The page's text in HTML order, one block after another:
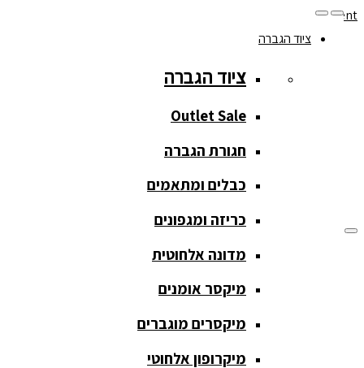
Skip to content
077-208-0290
מעקב הזמנות
ציוד הגברה
Outlet Sale
ציוד הגברה
ציוד הגברה
Outlet Sale
חגורת הגברה
כבלים ומתאמים
כריזה ומגפונים
מדונה אלחוטית
מיקסר אומנים
מיקסרים מוגברים
מיקרופון אלחוטי